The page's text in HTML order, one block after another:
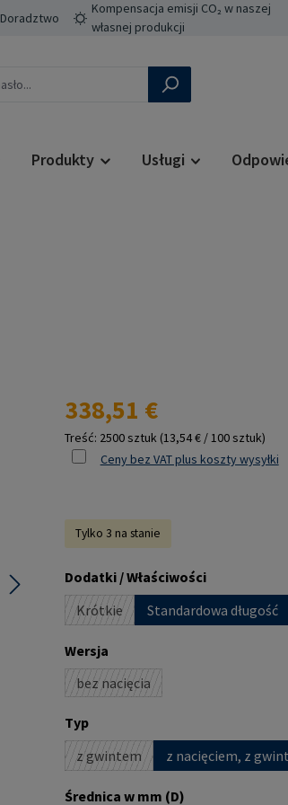
Doradztwo
Kompensacja emisji CO₂ w naszej
własnej produkcji
Produkty Usługi
Cena regularna:
338,51 €
Treść: 2500 sztuk (13,54 € / 100 sztuk)
Ceny bez VAT plus koszty wysyłki
Tylko 3 na stanie
Wybierz
Dodatki / Właściwości
Krótkie
(Ta opcja jest obecnie niedostępna.)
Standardowa długość
Wybierz
Wersja
bez nacięcia
(Ta opcja jest obecnie
Wybierz
Typ
z gwintem
(Ta opcja jest obecnie
z nacięciem, z
Wybierz
Średnica w mm (D)